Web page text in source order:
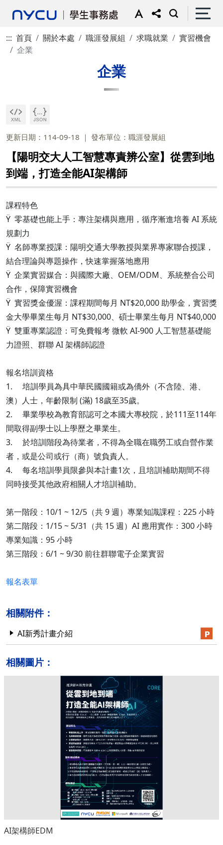
::: 首頁 關於本處 職涯發展組 求職就業
實習機會
企業
企業
更新日期：114-09-18 發布單位：職涯發展組
【陽明交大人工智慧專責辨公室】從雲到地
到端，打造全能AI架構師
課程特色
Ÿ 零基礎也能上手：專注架構與應用，循序漸進培養 AI 系統
規劃力
Ÿ 名師專業授課：陽明交通大學教授與業界專家聯合授課，
結合理論與專題操作，快速掌握落地應用
Ÿ 企業實習媒合：與國際大廠、OEM/ODM、系統整合公司
合作，保障實習機會
Ÿ 實習獎金優渥：課程期間每月 NT$20,000 助學金，實習獎
金大學畢業生每月 NT$30,000、碩士畢業生每月 NT$40,000
Ÿ 雙重專業認證：可免費報考 微軟 AI-900 人工智慧基礎能
力證照、群聯 AI 架構師認證
報名培訓資格
1. 培訓學員為具中華民國國籍或為僑外（不含陸、港、
澳）人士，年齡限制 (滿) 18歲至35歲。
2. 畢業學校為教育部認可之本國大專校院，於111至114年
間取得副學士以上學歷之畢業生。
3. 於培訓階段為待業者，不得為全職在職勞工或自營作業
者，或是公司或行（商）號負責人。
4. 每名培訓學員限參與本計畫1次，且培訓補助期間不得
同時接受其他政府相關人才培訓補助。
第一階段：10/1 ~ 12/5（共 9 週）專業知識課程：225 小時
第二階段：1/15 ~ 5/31（共 15 週）AI 應用實作：300 小時
專業知識：95 小時
第三階段：6/1 ~ 9/30 前往群聯電子企業實習
報名表單
相關附件：
AI新秀計畫介紹
相關圖片：
AI架構師EDM